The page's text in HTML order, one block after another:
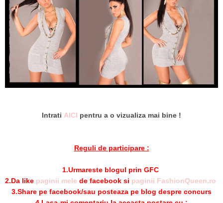
Intrati AICI pentru a o vizualiza mai bine !
Reguli de participare :
1.Urmareste blogul prin GFC
2.Da like paginii mele de facebook si paginii FashionQueen.ro
3.Share pe facebook/sau posteaza pe blog despre concurs